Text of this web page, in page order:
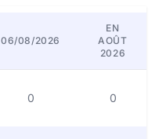
06/08/2026
EN
AOÛT
2026
0 0